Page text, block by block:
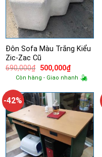
Đôn Sofa Màu Trắng Kiểu
Zic-Zac Cũ
690,000₫ Giá
gốc
là:
500,000₫Giá
hiện
tại
500,000₫.
Còn hàng - Giao nhanh
-42%